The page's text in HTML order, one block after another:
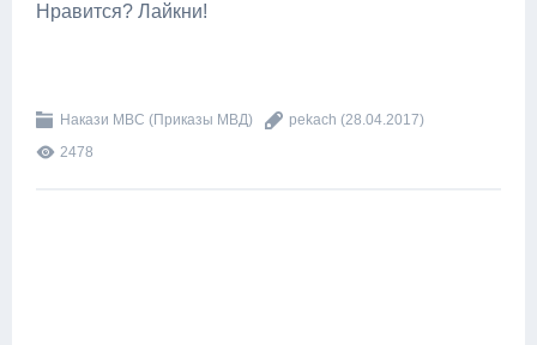
Нравится? Лайкни!
Накази МВС (Приказы МВД) pekach (28.04.2017)
2478